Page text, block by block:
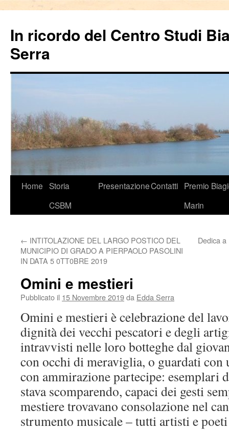
In ricordo del Centro Studi
Serra
VaiHome Storia
CSBM
PresentazioneContatti Premio
Marin
← INTITOLAZIONE DEL LARGO POSTICO DEL
MUNICIPIO DI GRADO A PIERPAOLO PASOLINI
IN DATA 5 0TT0BRE 2019
Dedica
Omini e mestieri
Pubblicato il 15 Novembre 2019da Edda Serra
Omini e mestieri è celebrazione del
dignità dei vecchi pescatori e degli
intravvisti nelle loro botteghe dal
con occhi di meraviglia, o guardati con
con ammirazione partecipe: esemplari
stava scomparendo, capaci dei gesti
mestiere trovavano consolazione nel
strumento musicale – tutti artisti e